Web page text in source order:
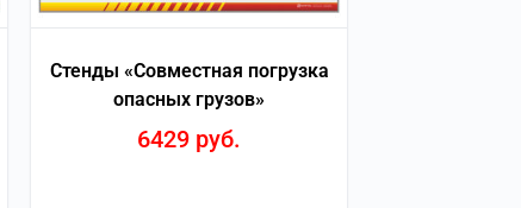
Стенды «Совместная погрузка
опасных грузов»
6429 руб.